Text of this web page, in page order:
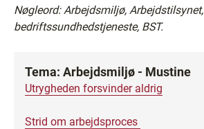
Nøgleord: Arbejdsmiljø, Arbejdstilsynet,
bedriftssundhedstjeneste, BST.
Tema: Arbejdsmiljø - Mustine
Utrygheden forsvinder aldrig
Strid om arbejdsproces